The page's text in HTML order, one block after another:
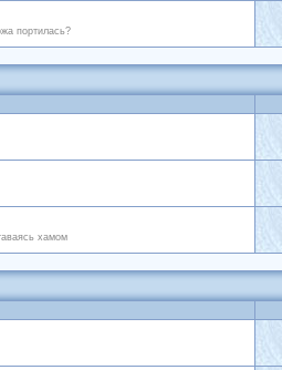
портилась?
хамом